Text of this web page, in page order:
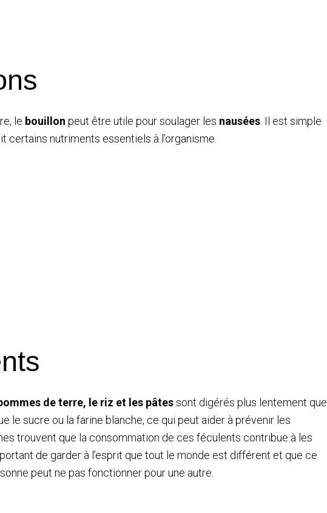
le bouillon peut être utile pour soulager les nausées . Il est simple
certains nutriments essentiels à l’organisme.
de terre, le riz et les pâtessont digérés plus lentement que
le sucre ou la farine blanche, ce qui peut aider à prévenir les
trouvent que la consommation de ces féculents contribue à les
de garder à l’esprit que tout le monde est différent et que ce
peut ne pas fonctionner pour une autre.